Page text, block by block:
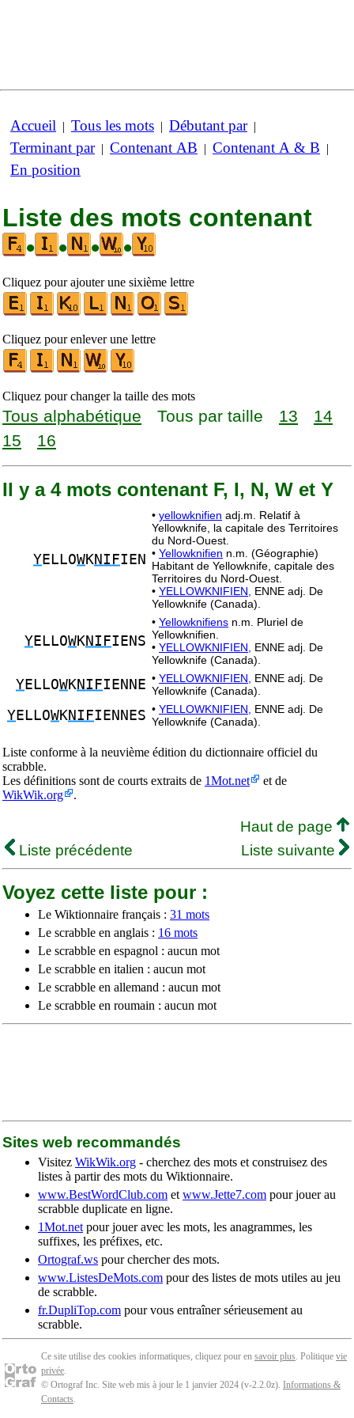
Accueil | Tous les mots | Débutant par|
Terminant par| Contenant AB | Contenant A & B |
En position
Liste des mots contenant
•
• • •
Cliquez pour ajouter une sixième lettre
Cliquez pour enlever une lettre
Cliquez pour changer la taille des mots
Tous alphabétique Tous par taille 13
14
15
16
Il y a 4 mots contenant F, I, N, W et Y
YELLOWKNIFIEN
• yellowknifien adj.m. Relatif à
Yellowknife, la capitale des Territoires
du Nord-Ouest.
• Yellowknifien n.m. (Géographie)
Habitant de Yellowknife, capitale des
Territoires du Nord-Ouest.
• YELLOWKNIFIEN,
ENNE adj. De
Yellowknife (Canada).
YELLOWKNIFIENS
• Yellowknifiens n.m. Pluriel de
Yellowknifien.
• YELLOWKNIFIEN,
ENNE adj. De
Yellowknife (Canada).
YELLOWKNIFIENNE • YELLOWKNIFIEN,
ENNE adj. De
Yellowknife (Canada).
YELLOWKNIFIENNES • YELLOWKNIFIEN,
ENNE adj. De
Yellowknife (Canada).
Liste conforme à la neuvième édition du dictionnaire officiel du
scrabble.
Les définitions sont de courts extraits de 1Mot.net
et de
WikWik.org
.
Haut de page
Liste précédente
Liste suivante
Voyez cette liste pour :
Le Wiktionnaire français : 31 mots
Le scrabble en anglais : 16 mots
Le scrabble en espagnol : aucun mot
Le scrabble en italien : aucun mot
Le scrabble en allemand : aucun mot
Le scrabble en roumain : aucun mot
Sites web recommandés
Visitez WikWik.org - cherchez des mots et construisez des
listes à partir des mots du Wiktionnaire.
www.BestWordClub.com et www.Jette7.com pour jouer au
scrabble duplicate en ligne.
1Mot.net pour jouer avec les mots, les anagrammes, les
suffixes, les préfixes, etc.
Ortograf.ws pour chercher des mots.
www.ListesDeMots.com pour des listes de mots utiles au jeu
de scrabble.
fr.DupliTop.com pour vous entraîner sérieusement au
scrabble.
Ce site utilise des cookies informatiques, cliquez pour en savoir plus. Politique vie
privée.
© Ortograf Inc. Site web mis à jour le 1 janvier 2024 (v-2.2.0z). Informations &
Contacts.